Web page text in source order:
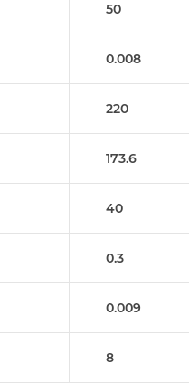
50
0.008
220
173.6
40
0.3
0.009
8